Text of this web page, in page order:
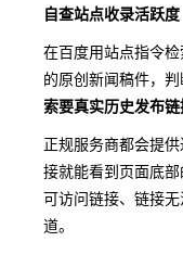
自查站点收录活跃度
在百度用站点指令
的原创新闻稿件，判
索要真实历史发布
正规服务商都会提
接就能看到页面底
可访问链接、链接
道。